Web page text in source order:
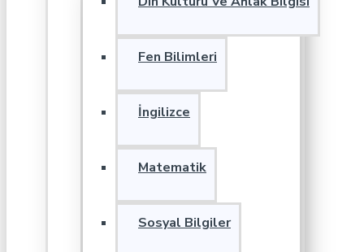
Fen Bilimleri
İngilizce
Matematik
Sosyal Bilgiler